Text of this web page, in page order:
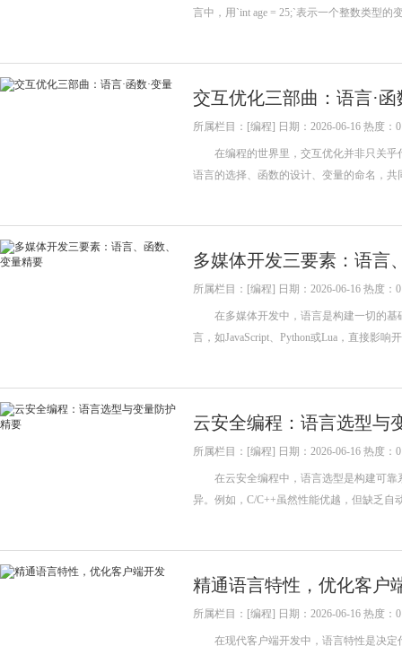
言中，用`int age = 25;`表示一个整数类型的
交互优化三部曲：语言·函
所属栏目：[编程] 日期：2026-06-16 热度：0
在编程的世界里，交互优化并非只关乎
语言的选择、函数的设计、变量的命名，
多媒体开发三要素：语言
所属栏目：[编程] 日期：2026-06-16 热度：0
在多媒体开发中，语言是构建一切的基
言，如JavaScript、Python或Lua，直接影响
云安全编程：语言选型与
所属栏目：[编程] 日期：2026-06-16 热度：0
在云安全编程中，语言选型是构建可靠
异。例如，C/C++虽然性能优越，但缺乏
精通语言特性，优化客户
所属栏目：[编程] 日期：2026-06-16 热度：0
在现代客户端开发中，语言特性是决定代